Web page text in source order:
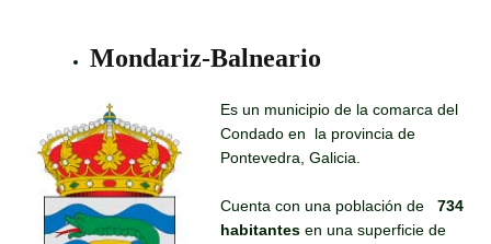
Mondariz-Balneario
Es un municipio de la comarca del
Condado en la provincia de
Pontevedra, Galicia.
Cuenta con una población de 734
habitantes en una superficie de